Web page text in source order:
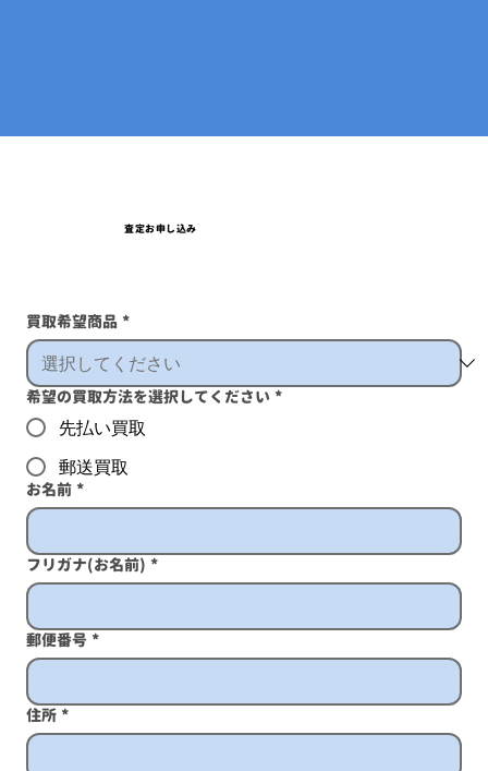
買取希望商品 *
希望の買取方法を選択してください *
先払い買取
郵送買取
お名前 *
フリガナ(お名前) *
郵便番号 *
住所 *
査定お申し込み